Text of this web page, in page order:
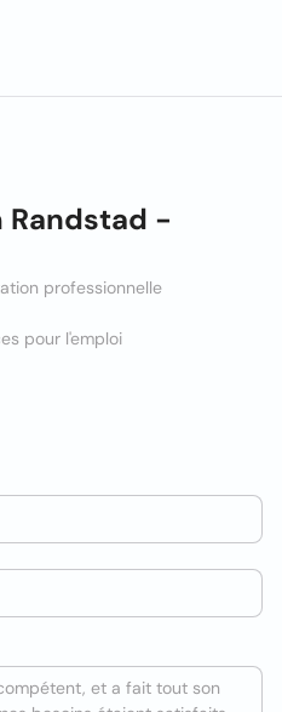
-
professionnelle
pour l'emploi